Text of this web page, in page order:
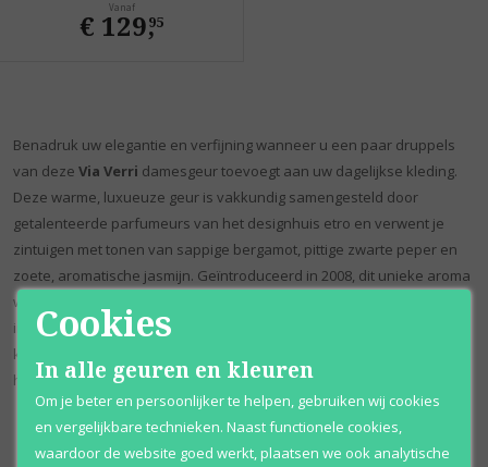
Vanaf
€ 129,
95
Benadruk uw elegantie en verfijning wanneer u een paar druppels
van deze Via Verri damesgeur toevoegt aan uw dagelijkse kleding.
Deze warme, luxueuze geur is vakkundig samengesteld door
getalenteerde parfumeurs van het designhuis etro en verwent je
zintuigen met tonen van sappige bergamot, pittige zwarte peper en
zoete, aromatische jasmijn. Geïntroduceerd in 2008, dit unieke aroma
wordt aangevuld met rijke sporen van koriander en amber. Met zijn
intense, kruidige aroma is deze betoverende geur een geweldige
keuze voor de gedurfde, onafhankelijke vrouw die niet bang is om
haar mening te uiten.
Cookies
In alle geuren en kleuren
Om je beter en persoonlijker te helpen, gebruiken wij cookies
en vergelijkbare technieken. Naast functionele cookies,
waardoor de website goed werkt, plaatsen we ook analytische